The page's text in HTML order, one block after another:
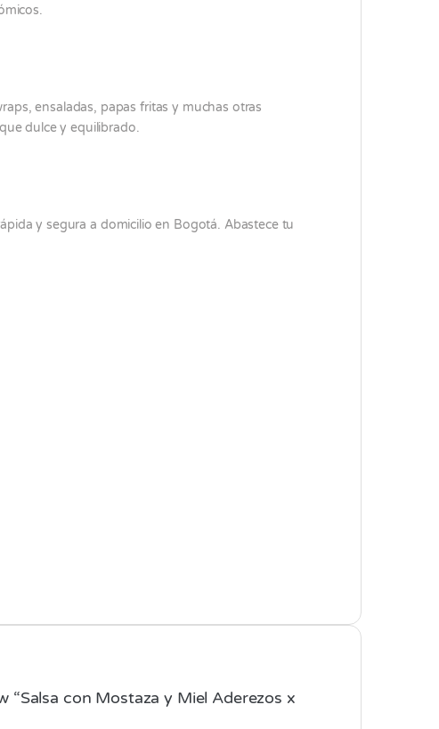
ensaladas, papas fritas y muchas otras
dulce y equilibrado.
y segura a domicilio en Bogotá. Abastece tu
“Salsa con Mostaza y Miel Aderezos x